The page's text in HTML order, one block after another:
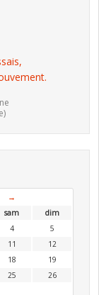
→
sam
dim
4
5
11
12
18
19
25
26